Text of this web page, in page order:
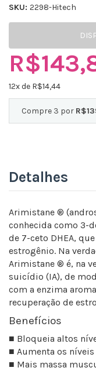
SKU: 2298-Hitech
12x de R$14,44
Compre 3 por
Detalhes
Arimistane ®
conhecida como 3-
de 7-ceto DHEA,
estrogênio. Na
Arimistane ® é, na
suicídio (IA), de
com a enzima
recuperação de
Benefícios
■ Bloqueia altos
■ Aumenta os
■ Mais massa